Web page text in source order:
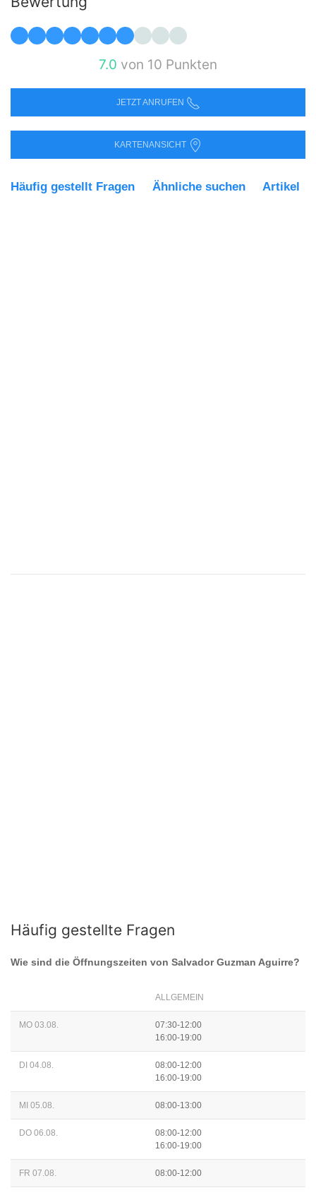
7.0 von 10 Punkten
JETZT ANRUFEN
KARTENANSICHT
Häufig gestellt Fragen Ähnliche suchen Artikel
Häufig gestellte Fragen
Wie sind die Öffnungszeiten von Salvador Guzman Aguirre?
ALLGEMEIN
MO 03.08.
07:30-12:00
16:00-19:00
DI 04.08.
08:00-12:00
16:00-19:00
MI 05.08. 08:00-13:00
DO 06.08.
08:00-12:00
16:00-19:00
FR 07.08. 08:00-12:00